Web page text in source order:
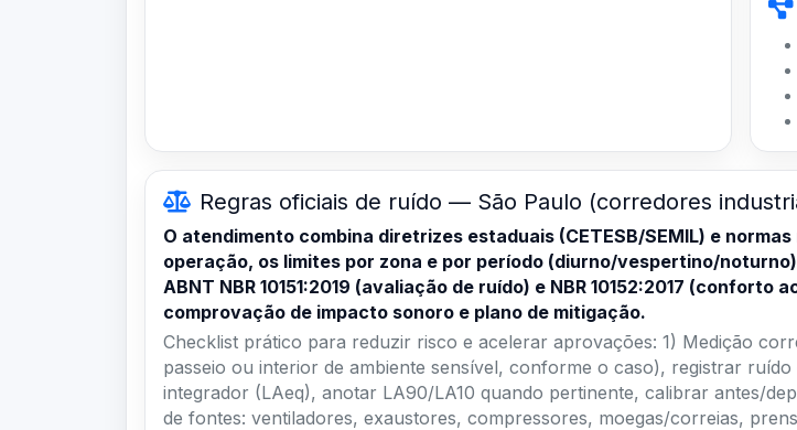
Regras oficiais de ruído — São Paulo (corredores
O atendimento combina diretrizes estaduais (CETESB/SEMIL) e
operação, os limites por zona e por período (diurno/vespertino/
ABNT NBR 10151:2019 (avaliação de ruído) e NBR 10152:2017
comprovação de impacto sonoro e plano de mitigação.
Checklist prático para reduzir risco e acelerar aprovações: 1) Medição
passeio ou interior de ambiente sensível, conforme o caso), registrar
integrador (LAeq), anotar LA90/LA10 quando pertinente, calibrar antes/
de fontes: ventiladores, exaustores, compressores, moegas/correias,